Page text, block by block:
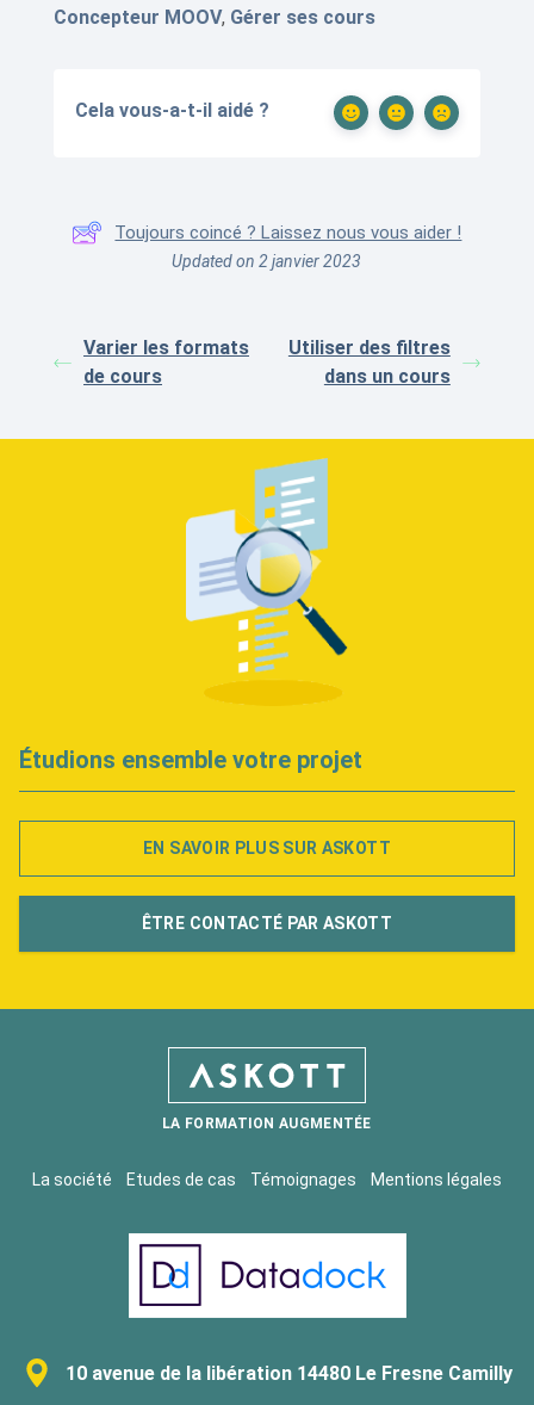
Concepteur MOOV, Gérer ses cours
Cela vous-a-t-il aidé ?
Toujours coincé ? Laissez nous vous aider !
Updated on 2 janvier 2023
Varier les formats
de cours
Utiliser des filtres
dans un cours
Étudions ensemble votre projet
EN SAVOIR PLUS SUR ASKOTT
ÊTRE CONTACTÉ PAR ASKOTT
LA FORMATION AUGMENTÉE
La société Etudes de cas Témoignages Mentions légales
10 avenue de la libération 14480 Le Fresne Camilly